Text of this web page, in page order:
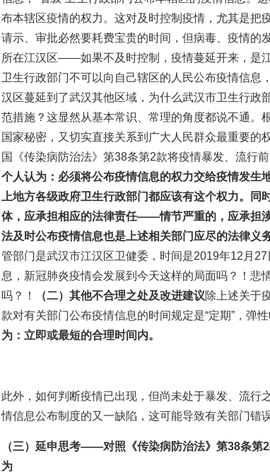
布本辖区疫情的权力。这对及时控制疫情，尤其是把
请示、审批必然要耗费宝贵的时间，但病毒、疫情的
所在江汉区——如果不及时控制，疫情蔓延开来，是
卫生行政部门不可以向自己辖区的人民公布疫情信息
汉区蔓延到了武汉其他区域，为什么武汉市卫生行政
范措施？这显然从基本常识、常理的角度都说不通。
国家秘密，又切实直接关系到广大人民群众最重要
国《传染病防治法》第38条第2款将疫情暴发、流行
个人认为：必须将公布疫情信息的权力交给疫情发
上地方各级政府卫生行政部门都应该有这个权力。同
体，应承担相应的法律责任——情节严重的，应承担
法及时公布疫情信息也是上述相关部门应尽的法律义务
管部门是武汉市江汉区卫健委，时间是2019年12月
息，新冠肺炎疫情会发展到今天这样的局面吗？！悲
吗？！
（二）其他不合理之处及改进建议除上述关于
款对有关部门公布疫情信息的时间规定是“定期”，弹
为：立即或最短的合理时间内。
此外，如何判断疫情已出现，但尚未处于暴发、流行
情信息公布制度的又一缺陷，这可能导致有关部门错
（三）延申思考——对照《传染病防治法》第38条第
为